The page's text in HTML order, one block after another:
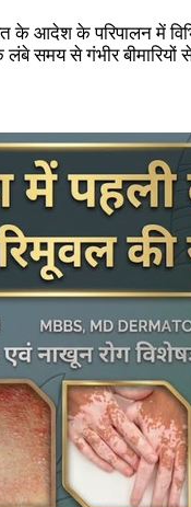
के आदेश के परिपालन में
समय से गंभीर बीमारियों